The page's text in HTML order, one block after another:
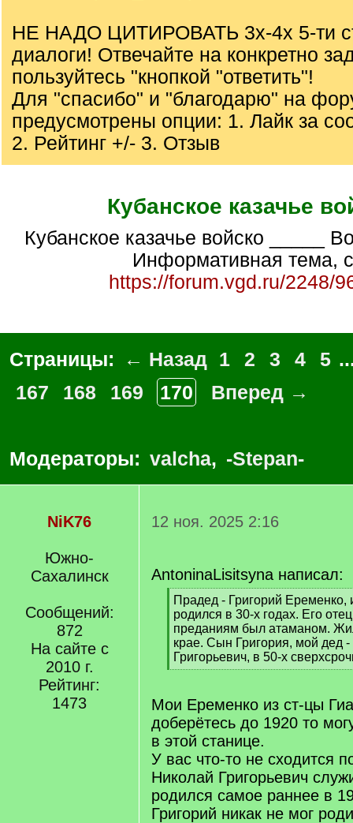
НЕ НАДО ЦИТИРОВАТЬ 3х-4х 5-ти
диалоги! Отвечайте на конкретно
пользуйтесь "кнопкой "ответить"!
Для "спасибо" и "благодарю" на
предусмотрены опции: 1. Лайк за
2. Рейтинг +/- 3. Отзыв
Кубанское казачье
Кубанское казачье войско _____
Информативная тема,
https://forum.vgd.ru/2248/
Страницы: ← Назад 1 2 3 4 5
167
168 169 170 Вперед →
Модераторы: valcha, -Stepan-
NiK76
Южно-
Сахалинск
Сообщений:
872
На сайте с
2010 г.
Рейтинг:
1473
12 ноя. 2025 2:16
AntoninaLisitsyna написал:
[
q
]
Прадед - Григорий Еременко,
родился в 30-х годах. Его
преданиям был атаманом.
крае. Сын Григория, мой дед
Григорьевич, в 50-х
[
q
]
Мои Еременко из ст-цы
доберётесь до 1920 то
в этой станице.
У вас что-то не сходится
Николай Григорьевич
родился самое раннее в
Григорий никак не мог